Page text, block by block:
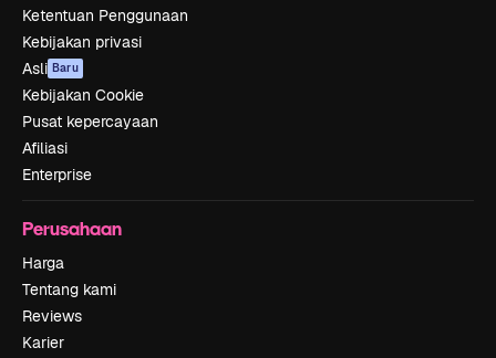
Ketentuan Penggunaan
Kebijakan privasi
Asli Baru
Kebijakan Cookie
Pusat kepercayaan
Afiliasi
Enterprise
Perusahaan
Harga
Tentang kami
Reviews
Karier